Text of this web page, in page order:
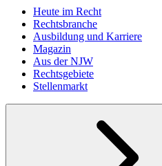
Heute im Recht
Rechtsbranche
Ausbildung und Karriere
Magazin
Aus der NJW
Rechtsgebiete
Stellenmarkt